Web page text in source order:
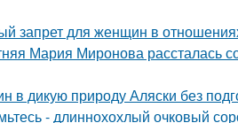
запрет для женщин в
Мария Миронова рассталась
в дикую природу Аляски без
- длиннохохлый очковый